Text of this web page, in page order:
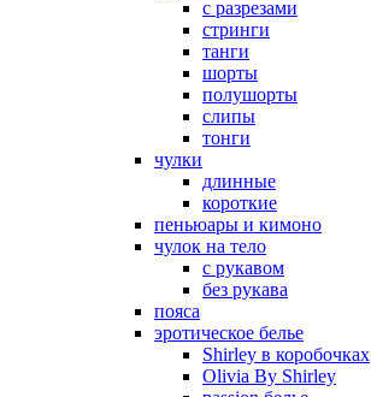
с разрезами
стринги
танги
шорты
полушорты
слипы
тонги
чулки
длинные
короткие
пеньюары и кимоно
чулок на тело
с рукавом
без рукава
пояса
эротическое белье
Shirley в коробочках
Olivia By Shirley